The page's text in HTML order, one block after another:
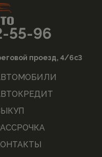
55-96
проезд, 4/6с3